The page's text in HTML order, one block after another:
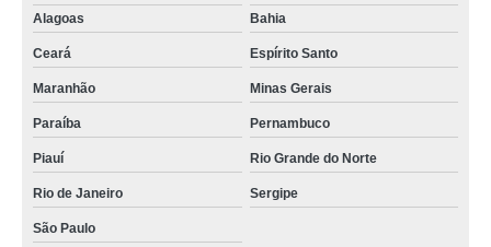
Alagoas
Bahia
Ceará Espírito Santo
Maranhão Minas Gerais
Paraíba Pernambuco
Piauí Rio Grande do Norte
Rio de Janeiro Sergipe
São Paulo